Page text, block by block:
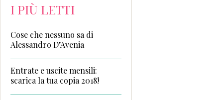
I PIÙ LETTI
Cose che nessuno sa di
Alessandro D’Avenia
Entrate e uscite mensili:
scarica la tua copia 2018!